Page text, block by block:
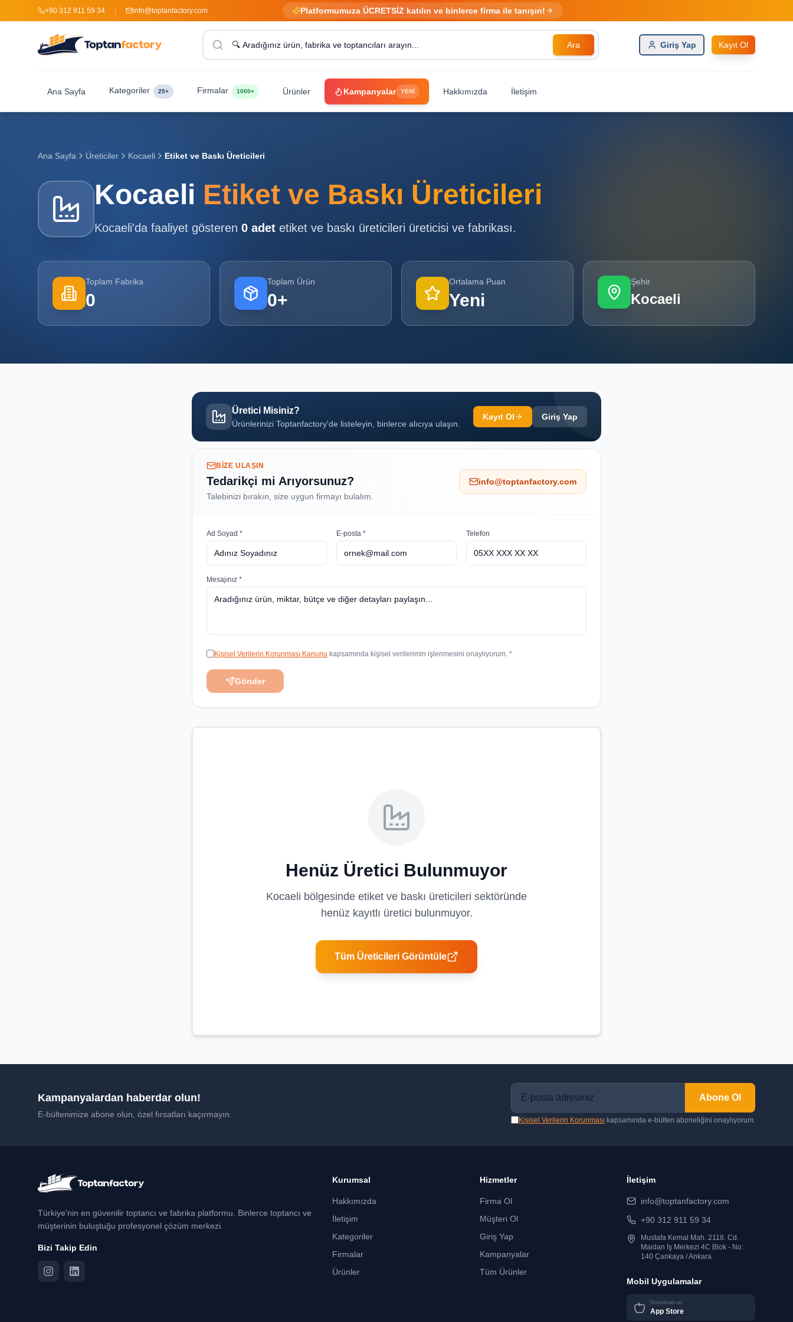
+90 312 911 59 34 info@toptanfactory.com Platformumuza ÜCRETSİZ katılın ve binlerce firma ile tanışın!
Ara Giriş Yap Kayıt Ol
Ana Sayfa Kategoriler 25+ Firmalar 1000+ Ürünler Kampanyalar YENİ Hakkımızda İletişim
Ana Sayfa Üreticiler Kocaeli Etiket ve Baskı Üreticileri
Kocaeli Etiket ve Baskı Üreticileri
Kocaeli'da faaliyet gösteren 0 adet etiket ve baskı üreticileri üreticisi ve fabrikası.
Toplam Fabrika
0
Toplam Ürün
0+
Ortalama Puan
Yeni
Şehir
Kocaeli
Üretici Misiniz?
Ürünlerinizi Toptanfactory'de listeleyin, binlerce alıcıya ulaşın.
Kayıt Ol Giriş Yap
BIZE ULAŞIN
Tedarikçi mi Arıyorsunuz?
Talebinizi bırakın, size uygun firmayı bulalım.
info@toptanfactory.com
Ad Soyad * E-posta * Telefon
Mesajınız *
Kişisel Verilerin Korunması Kanunu kapsamında kişisel verilerimin işlenmesini onaylıyorum. *
Gönder
Henüz Üretici Bulunmuyor
Kocaeli bölgesinde etiket ve baskı üreticileri sektöründe
henüz kayıtlı üretici bulunmuyor.
Tüm Üreticileri Görüntüle
Kampanyalardan haberdar olun!
E-bültenimize abone olun, özel fırsatları kaçırmayın.
Abone Ol
Kişisel Verilerin Korunması kapsamında e-bülten aboneliğini onaylıyorum.
Türkiye'nin en güvenilir toptancı ve fabrika platformu. Binlerce toptancı ve
müşterinin buluştuğu profesyonel çözüm merkezi.
Bizi Takip Edin
Kurumsal
Hakkımızda
İletişim
Kategoriler
Firmalar
Ürünler
Hizmetler
Firma Ol
Müşteri Ol
Giriş Yap
Kampanyalar
Tüm Ürünler
İletişim
info@toptanfactory.com
+90 312 911 59 34
Mustafa Kemal Mah. 2118. Cd.
Maidan İş Merkezi 4C Blok - No:
140 Çankaya / Ankara
Mobil Uygulamalar
Download on
App Store